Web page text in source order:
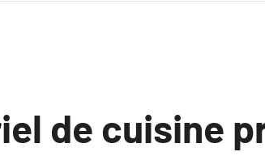
de cuisine